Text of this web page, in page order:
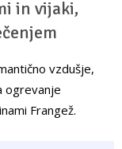
in vijaki,
vzdušje,
ogrevanje
Frangež.